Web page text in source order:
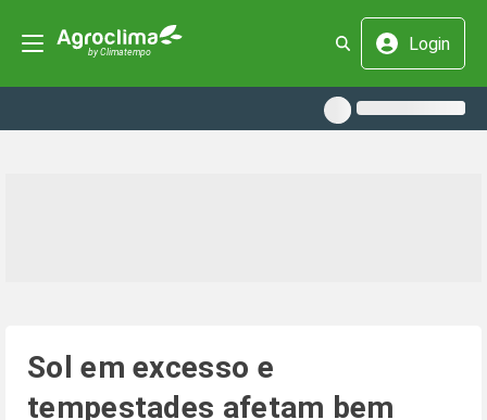
Login
Sol em excesso e
tempestades afetam bem